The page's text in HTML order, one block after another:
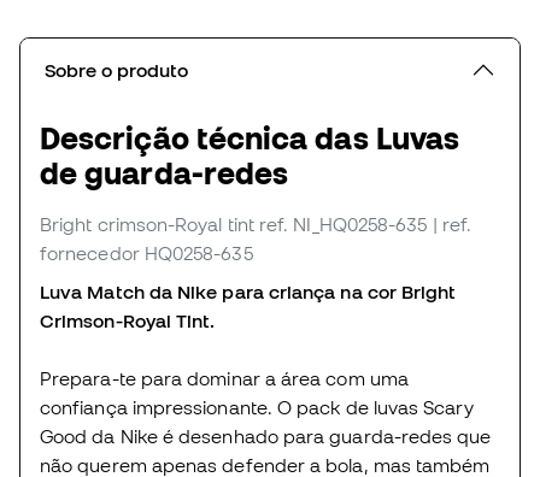
Sobre o produto
Descrição técnica das Luvas
de guarda-redes
Bright crimson-Royal tint ref. NI_HQ0258-635 | ref.
fornecedor HQ0258-635
Luva Match da Nike para criança na cor Bright
Crimson-Royal Tint.
Prepara-te para dominar a área com uma
confiança impressionante. O pack de luvas Scary
Good da Nike é desenhado para guarda-redes que
não querem apenas defender a bola, mas também